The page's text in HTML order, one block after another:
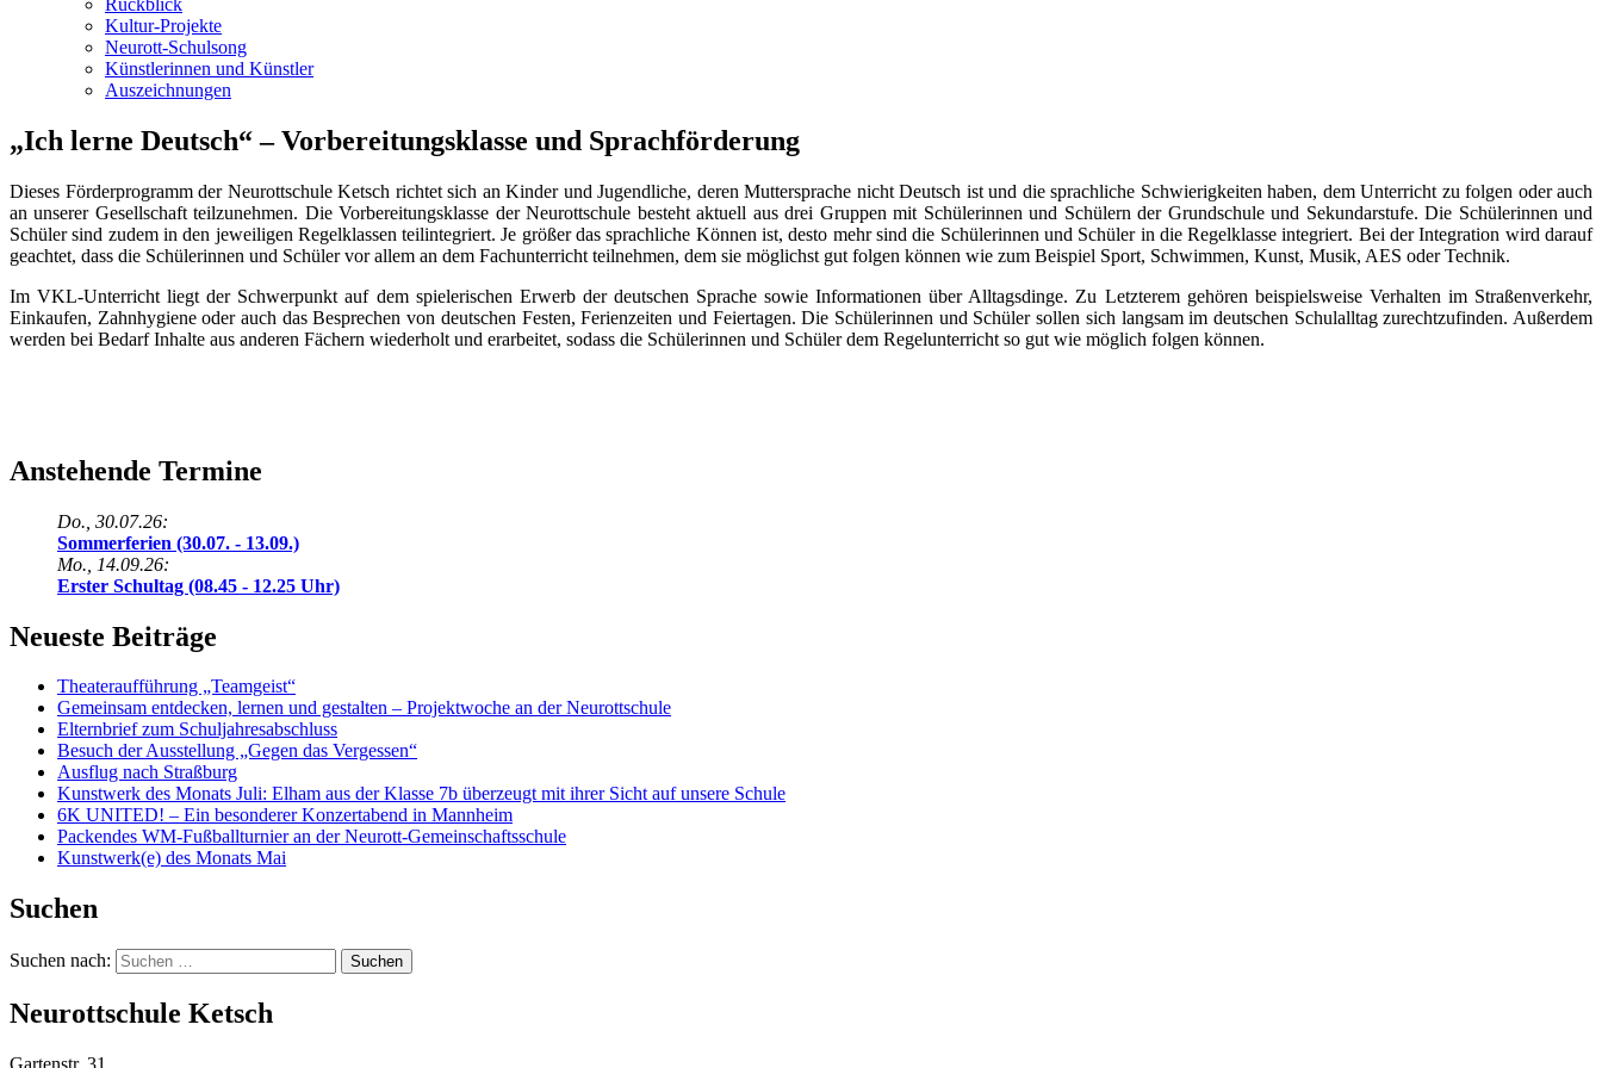
Rückblick
Kultur-Projekte
Neurott-Schulsong
Künstlerinnen und Künstler
Auszeichnungen
„Ich lerne Deutsch“ – Vorbereitungsklasse und Sprachförderung
Dieses Förderprogramm der Neurottschule Ketsch richtet sich an Kinder und Jugendliche, deren Muttersprache nicht Deutsch ist und die sprachliche Schwierigkeiten haben, dem Unterricht zu folgen oder auch
an unserer Gesellschaft teilzunehmen. Die Vorbereitungsklasse der Neurottschule besteht aktuell aus drei Gruppen mit Schülerinnen und Schülern der Grundschule und Sekundarstufe. Die Schülerinnen und
Schüler sind zudem in den jeweiligen Regelklassen teilintegriert. Je größer das sprachliche Können ist, desto mehr sind die Schülerinnen und Schüler in die Regelklasse integriert. Bei der Integration wird darauf
geachtet, dass die Schülerinnen und Schüler vor allem an dem Fachunterricht teilnehmen, dem sie möglichst gut folgen können wie zum Beispiel Sport, Schwimmen, Kunst, Musik, AES oder Technik.
Im VKL-Unterricht liegt der Schwerpunkt auf dem spielerischen Erwerb der deutschen Sprache sowie Informationen über Alltagsdinge. Zu Letzterem gehören beispielsweise Verhalten im Straßenverkehr,
Einkaufen, Zahnhygiene oder auch das Besprechen von deutschen Festen, Ferienzeiten und Feiertagen. Die Schülerinnen und Schüler sollen sich langsam im deutschen Schulalltag zurechtzufinden. Außerdem
werden bei Bedarf Inhalte aus anderen Fächern wiederholt und erarbeitet, sodass die Schülerinnen und Schüler dem Regelunterricht so gut wie möglich folgen können.
Anstehende Termine
Do., 30.07.26:
Sommerferien (30.07. - 13.09.)
Mo., 14.09.26:
Erster Schultag (08.45 - 12.25 Uhr)
Neueste Beiträge
Theateraufführung „Teamgeist“
Gemeinsam entdecken, lernen und gestalten – Projektwoche an der Neurottschule
Elternbrief zum Schuljahresabschluss
Besuch der Ausstellung „Gegen das Vergessen“
Ausflug nach Straßburg
Kunstwerk des Monats Juli: Elham aus der Klasse 7b überzeugt mit ihrer Sicht auf unsere Schule
6K UNITED! – Ein besonderer Konzertabend in Mannheim
Packendes WM-Fußballturnier an der Neurott-Gemeinschaftsschule
Kunstwerk(e) des Monats Mai
Suchen
Suchen nach:
Neurottschule Ketsch
Gartenstr. 31